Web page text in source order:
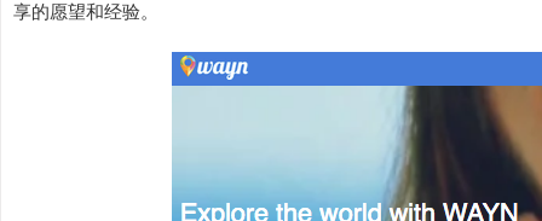
享的愿望和经验。